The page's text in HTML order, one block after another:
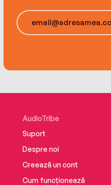
AudioTribe
Suport
Despre noi
Creează un cont
Cum funcționează